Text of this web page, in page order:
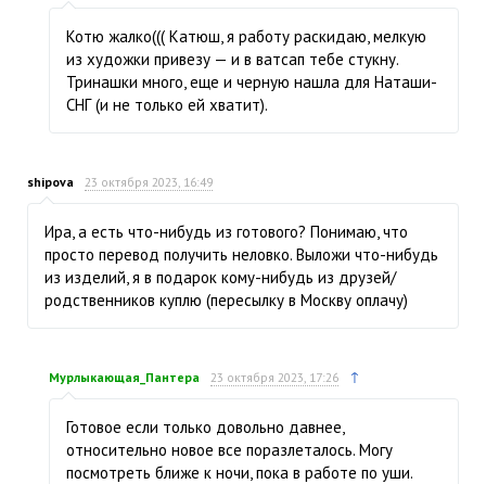
Котю жалко((( Катюш, я работу раскидаю, мелкую
из художки привезу — и в ватсап тебе стукну.
Тринашки много, еще и черную нашла для Наташи-
СНГ (и не только ей хватит).
shipova 23 октября 2023, 16:49
Ира, а есть что-нибудь из готового? Понимаю, что
просто перевод получить неловко. Выложи что-нибудь
из изделий, я в подарок кому-нибудь из друзей/
родственников куплю (пересылку в Москву оплачу)
Мурлыкающая_Пантера 23 октября 2023, 17:26 ↑
Готовое если только довольно давнее,
относительно новое все поразлеталось. Могу
посмотреть ближе к ночи, пока в работе по уши.